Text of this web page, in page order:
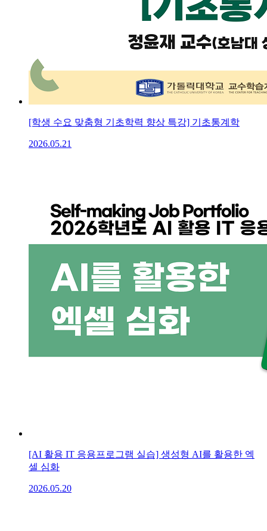
[학생 수요 맞춤형 기초학력 향상 특강] 기초통계학
2026.05.21
[AI 활용 IT 응용프로그램 실습] 생성형 AI를 활용한 엑
셀 심화
2026.05.20